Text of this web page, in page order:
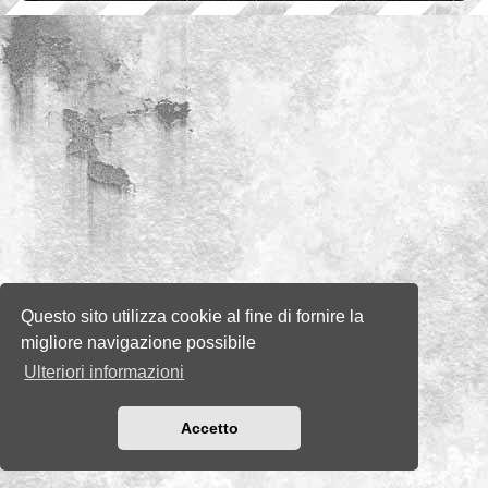
Questo sito utilizza cookie al fine di fornire la
migliore navigazione possibile
Ulteriori informazioni
Accetto